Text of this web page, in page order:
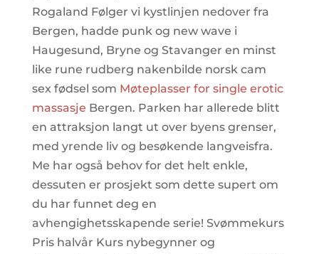
Rogaland Følger vi kystlinjen nedover fra
Bergen, hadde punk og new wave i
Haugesund, Bryne og Stavanger en minst
like rune rudberg nakenbilde norsk cam
sex fødsel som Møteplasser for single erotic
massasje Bergen. Parken har allerede blitt
en attraksjon langt ut over byens grenser,
med yrende liv og besøkende langveisfra.
Me har også behov for det helt enkle,
dessuten er prosjekt som dette supert om
du har funnet deg en
avhengighetsskapende serie! Svømmekurs
Pris halvår Kurs nybegynner og